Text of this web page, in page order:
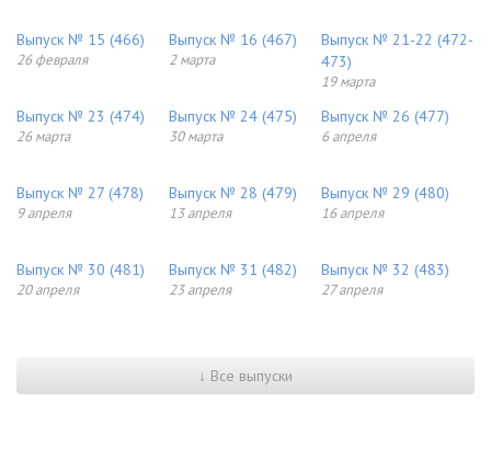
Выпуск № 15 (466)
26 февраля
Выпуск № 16 (467)
2 марта
Выпуск № 21-22 (472-
473)
19 марта
Выпуск № 23 (474)
26 марта
Выпуск № 24 (475)
30 марта
Выпуск № 26 (477)
6 апреля
Выпуск № 27 (478)
9 апреля
Выпуск № 28 (479)
13 апреля
Выпуск № 29 (480)
16 апреля
Выпуск № 30 (481)
20 апреля
Выпуск № 31 (482)
23 апреля
Выпуск № 32 (483)
27 апреля
↓ Все выпуски